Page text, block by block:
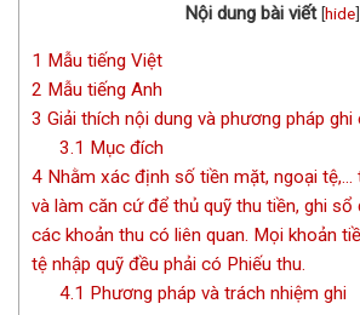
Nội dung bài viết [hide]
1 Mẫu tiếng Việt
2 Mẫu tiếng Anh
3 Giải thích nội dung và phương pháp ghi
3.1 Mục đích
4 Nhằm xác định số tiền mặt, ngoại tệ,…
và làm căn cứ để thủ quỹ thu tiền, ghi sổ
các khoản thu có liên quan. Mọi khoản
tệ nhập quỹ đều phải có Phiếu thu.
4.1 Phương pháp và trách nhiệm ghi